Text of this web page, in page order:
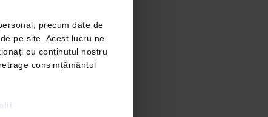
precum date de
pe site. Acest lucru ne
cu conținutul nostru
consimțământul